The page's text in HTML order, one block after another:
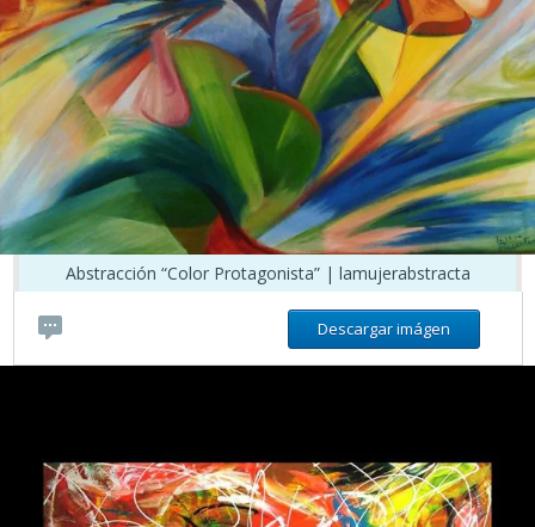
Abstracción “Color Protagonista” | lamujerabstracta
Descargar imágen